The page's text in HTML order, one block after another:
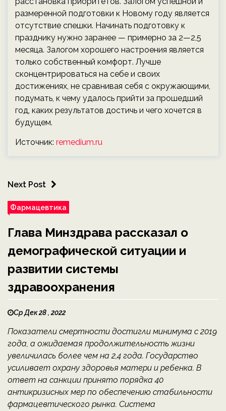
размеренной подготовки к Новому году является
отсутствие спешки. Начинать подготовку к
празднику нужно заранее — примерно за 2—2,5
месяца. Залогом хорошего настроения является
только собственный комфорт. Лучше
сконцентрироваться на себе и своих
достижениях, не сравнивая себя с окружающими,
подумать, к чему удалось прийти за прошедший
год, каких результатов достичь и чего хочется в
будущем.
Источник: remedium.ru
Next Post
Фармацевтика
Глава Минздрава рассказал о
демографической ситуации и
развитии системы
здравоохранения
Ср Дек 28 , 2022
Показатели смертности достигли минимума с 2019
года, а ожидаемая продолжительность жизни
увеличилась более чем на 2,4 года. Государство
усиливает охрану здоровья матери и ребенка. В
ответ на санкции принято порядка 40
антикризисных мер по обеспечению стабильности
фармацевтического рынка. Система